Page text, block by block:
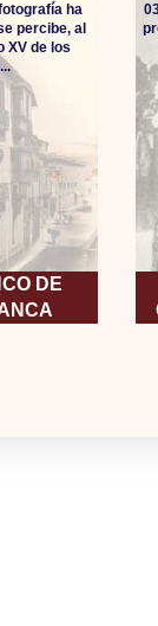
DE
ha
percibe, al
XV de los